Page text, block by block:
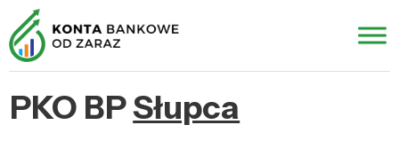
PKO BPSłupca